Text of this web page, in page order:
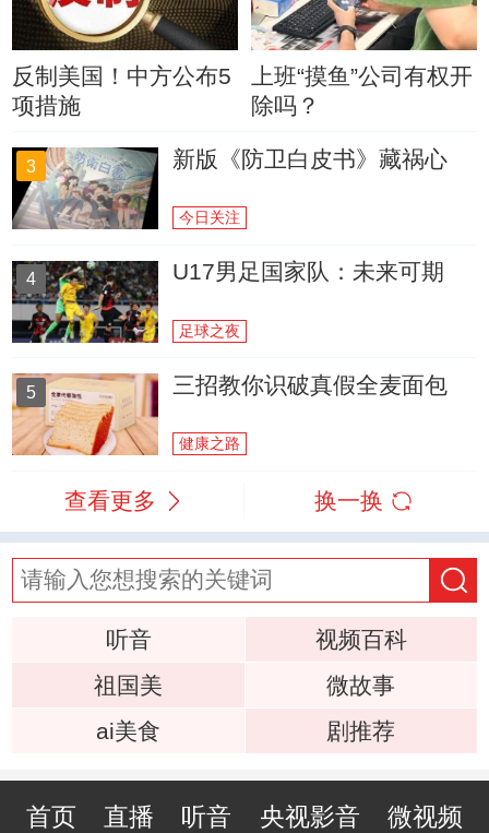
反制美国！中方公布5
项措施
上班“摸鱼”公司有权开
除吗？
3 新版《防卫白皮书》藏祸心
今日关注
4 U17男足国家队：未来可期
足球之夜
5 三招教你识破真假全麦面包
健康之路
查看更多 换一换
听音
视频百科
祖国美
微故事
ai美食
剧推荐
首页 直播 听音 央视影音 微视频